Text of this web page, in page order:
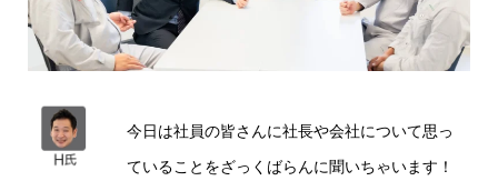
今日は社員の皆さんに社長や会社について思っ
ていることをざっくばらんに聞いちゃいます！